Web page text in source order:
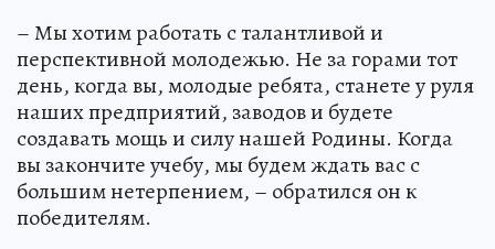
– Мы хотим работать с талантливой и
перспективной молодежью. Не за горами тот
день, когда вы, молодые ребята, станете у руля
наших предприятий, заводов и будете
создавать мощь и силу нашей Родины. Когда
вы закончите учебу, мы будем ждать вас с
большим нетерпением, – обратился он к
победителям.